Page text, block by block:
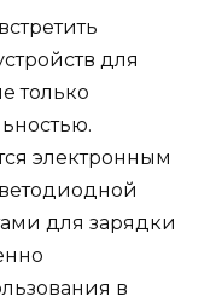
для
только
электронным
для зарядки
в